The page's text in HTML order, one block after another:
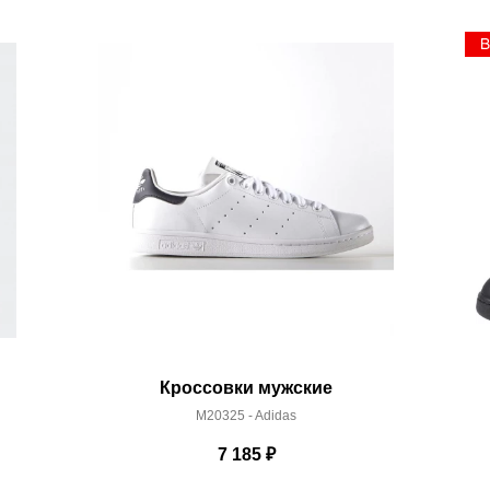
Кроссовки мужские
M20325 - Adidas
7 185₽